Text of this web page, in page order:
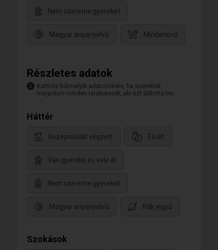
Nem szeretne gyereket
Magyar anyanyelvű Mindenevő
Részletes adatok
Kattints bármelyik adatcímkére, ha szeretnél
megnézni minden társkeresőt, aki ezt állította be.
Háttér
Középiskolát végzett Elvált
Van gyereke és vele él
Nem szeretne gyereket
Magyar anyanyelvű Rák jegyű
Szokások